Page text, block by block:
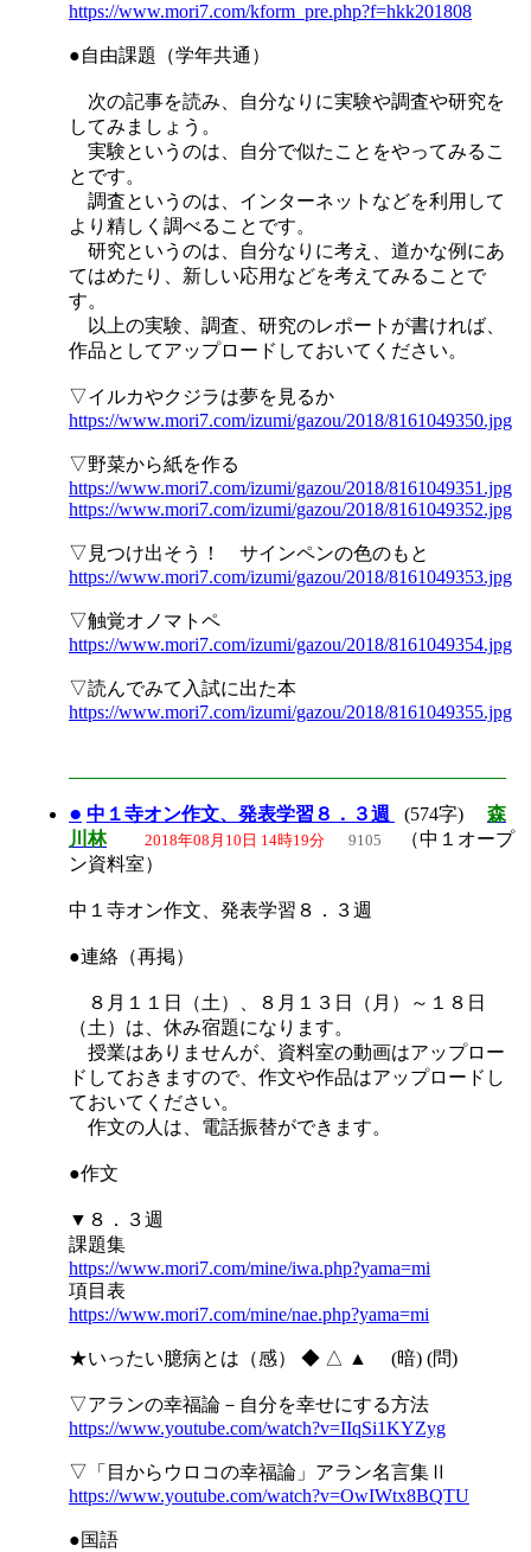
https://www.mori7.com/kform_pre.php?f=hkk201808
●自由課題（学年共通）
次の記事を読み、自分なりに実験や調査や研究を
してみましょう。
実験というのは、自分で似たことをやってみるこ
とです。
調査というのは、インターネットなどを利用して
より精しく調べることです。
研究というのは、自分なりに考え、道かな例にあ
てはめたり、新しい応用などを考えてみることで
す。
以上の実験、調査、研究のレポートが書ければ、
作品としてアップロードしておいてください。
▽イルカやクジラは夢を見るか
https://www.mori7.com/izumi/gazou/2018/8161049350.jpg
▽野菜から紙を作る
https://www.mori7.com/izumi/gazou/2018/8161049351.jpg
https://www.mori7.com/izumi/gazou/2018/8161049352.jpg
▽見つけ出そう！ サインペンの色のもと
https://www.mori7.com/izumi/gazou/2018/8161049353.jpg
▽触覚オノマトペ
https://www.mori7.com/izumi/gazou/2018/8161049354.jpg
▽読んでみて入試に出た本
https://www.mori7.com/izumi/gazou/2018/8161049355.jpg
● 中１寺オン作文、発表学習８．３週 (574字) 森
川林
2018年08月10日 14時19分 9105
（中１オープ
ン資料室）
中１寺オン作文、発表学習８．３週
●連絡（再掲）
８月１１日（土）、８月１３日（月）～１８日
（土）は、休み宿題になります。
授業はありませんが、資料室の動画はアップロー
ドしておきますので、作文や作品はアップロードし
ておいてください。
作文の人は、電話振替ができます。
●作文
▼８．３週
課題集
https://www.mori7.com/mine/iwa.php?yama=mi
項目表
https://www.mori7.com/mine/nae.php?yama=mi
★いったい臆病とは（感） ◆ △ ▲ (暗) (問)
▽アランの幸福論－自分を幸せにする方法
https://www.youtube.com/watch?v=IIqSi1KYZyg
▽「目からウロコの幸福論」アラン名言集Ⅱ
https://www.youtube.com/watch?v=OwIWtx8BQTU
●国語